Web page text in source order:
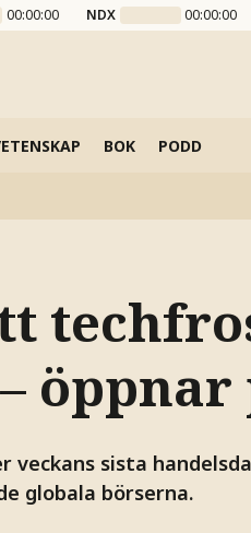
00:00:00 NDX 00:00:00
BOK PODD
veckans sista
globala börserna.